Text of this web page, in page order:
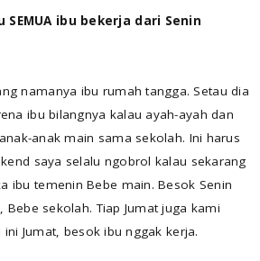
ibu bekerja dari Senin
namanya ibu rumah tangga. Setau dia
ibu bilangnya kalau ayah-ayah dan
anak main sama sekolah. Ini harus
saya selalu ngobrol kalau sekarang
ibu temenin Bebe main. Besok Senin
sekolah. Tiap Jumat juga kami
Jumat, besok ibu nggak kerja.